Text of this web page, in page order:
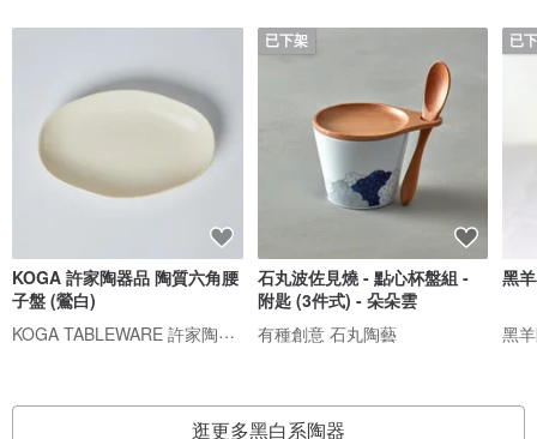
KOGA 許家陶器品 陶質六角腰
子盤 (鶯白)
KOGA TABLEWARE 許家陶器品
已下架
石丸波佐見燒 - 點心杯盤組 -
附匙 (3件式) - 朵朵雲
有種創意 石丸陶藝
已
黑
黑
逛更多黑白系陶器